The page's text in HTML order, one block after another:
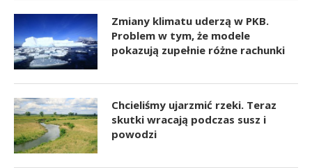
Zmiany klimatu uderzą w PKB.
Problem w tym, że modele
pokazują zupełnie różne rachunki
Chcieliśmy ujarzmić rzeki. Teraz
skutki wracają podczas susz i
powodzi